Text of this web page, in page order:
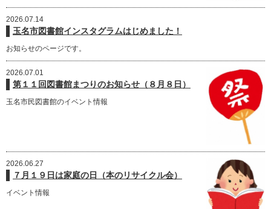
2026.07.14
玉名市図書館インスタグラムはじめました！
お知らせのページです。
2026.07.01
第１１回図書館まつりのお知らせ（８月８日）
玉名市民図書館のイベント情報
2026.06.27
７月１９日は家庭の日（本のリサイクル会）
イベント情報